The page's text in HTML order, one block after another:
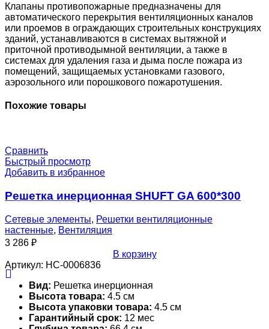
Клапаны противопожарные предназначены для
автоматического перекрытия вентиляционных каналов
или проемов в ограждающих строительных конструкциях
зданий, устанавливаются в системах вытяжной и
приточной противодымной вентиляции, а также в
системах для удаления газа и дыма после пожара из
помещений, защищаемых установками газового,
аэрозольного или порошкового пожаротушения.
Похожие товары
Сравнить
Быстрый просмотр
Добавить в избранное
Решетка инерционная SHUFT GA 600*300
Сетевые элементы, Решетки вентиляционные
настенные, Вентиляция
3 286 ₽
В корзину
Артикул: НС-0006836
Вид: Решетка инерционная
Высота товара: 4.5 см
Высота упаковки товара: 4.5 см
Гарантийный срок: 12 мес